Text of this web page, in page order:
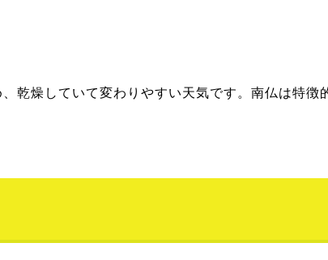
乾燥していて変わりやすい天気です。南仏は特徴